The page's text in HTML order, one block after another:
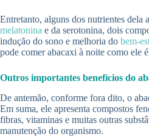
Entretanto, alguns dos nutrientes dela
melatonina e da serotonina, dois
indução do sono e melhoria do bem-
pode comer abacaxi à noite como ele
Outros importantes benefícios do
De antemão, conforme fora dito, o
Em suma, ele apresenta compostos
fibras, vitaminas e muitas outras
manutenção do organismo.